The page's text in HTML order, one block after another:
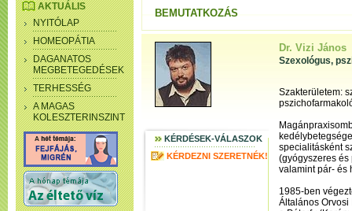
AKTUÁLIS
NYITÓLAP
HOMEOPÁTIA
DAGANATOS
MEGBETEGEDÉSEK
TERHESSÉG
A MAGAS
KOLESZTERINSZINT
BEMUTATKOZÁS
KÉRDÉSEK-VÁLASZOK
KÉRDEZNI SZERETNÉK!
Dr. Vizi János
Szexológus,
Szakterületem:
specialitásként
(gyógyszeres
valamint pár- és
1985-ben
Általános Orvosi